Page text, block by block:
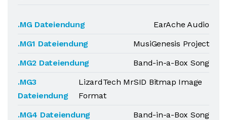
.MG Dateiendung
EarAche Audio
.MG1 Dateiendung
MusiGenesis Project
.MG2 Dateiendung
Band-in-a-Box Song
.MG3
Dateiendung
LizardTech MrSID Bitmap Image
Format
.MG4 Dateiendung
Band-in-a-Box Song